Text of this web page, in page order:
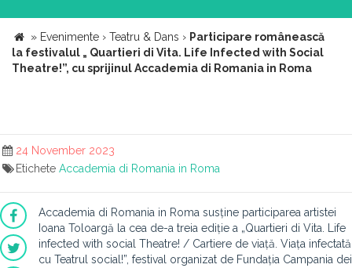
» Evenimente › Teatru & Dans › Participare românească
la festivalul „ Quartieri di Vita. Life Infected with Social
Theatre!”, cu sprijinul Accademia di Romania in Roma
24 November 2023
Etichete Accademia di Romania in Roma
Accademia di Romania in Roma susține participarea artistei
Ioana Toloargă la cea de-a treia ediție a „Quartieri di Vita. Life
infected with social Theatre! / Cartiere de viață. Viața infectată
cu Teatrul social!”, festival organizat de Fundația Campania dei